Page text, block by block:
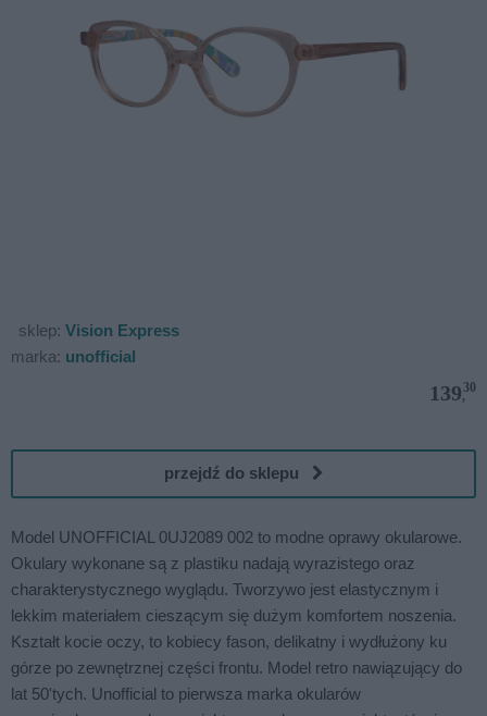
sklep: Vision Express
marka: unofficial
139,
30
przejdź do sklepu
Model UNOFFICIAL 0UJ2089 002 to modne oprawy okularowe.
Okulary wykonane są z plastiku nadają wyrazistego oraz
charakterystycznego wyglądu. Tworzywo jest elastycznym i
lekkim materiałem cieszącym się dużym komfortem noszenia.
Kształt kocie oczy, to kobiecy fason, delikatny i wydłużony ku
górze po zewnętrznej części frontu. Model retro nawiązujący do
lat 50'tych. Unofficial to pierwsza marka okularów